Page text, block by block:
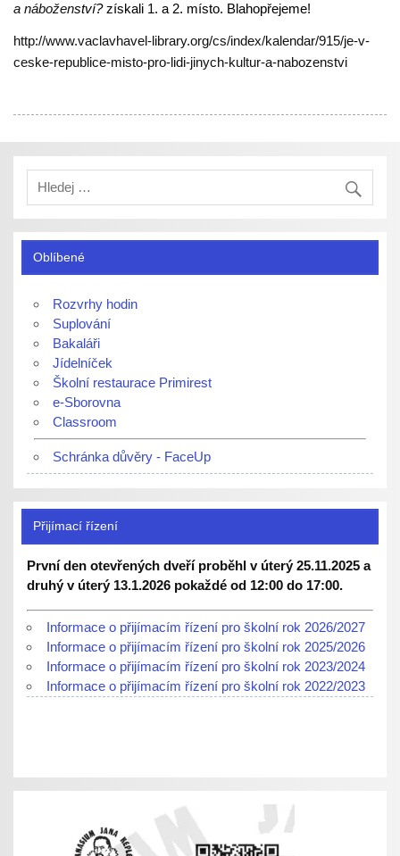
a náboženství?získali 1. a 2. místo. Blahopřejeme!
http://www.vaclavhavel-library.org/cs/index/kalendar/915/je-v-
ceske-republice-misto-pro-lidi-jinych-kultur-a-nabozenstvi
Oblíbené
Rozvrhy hodin
Suplování
Bakaláři
Jídelníček
Školní restaurace Primirest
e-Sborovna
Classroom
Schránka důvěry - FaceUp
Přijímací řízení
První den otevřených dveří proběhl v úterý 25.11.2025 a
druhý v úterý 13.1.2026 pokaždé od 12:00 do 17:00.
Informace o přijímacím řízení pro školní rok 2026/2027
Informace o přijímacím řízení pro školní rok 2025/2026
Informace o přijímacím řízení pro školní rok 2023/2024
Informace o přijímacím řízení pro školní rok 2022/2023